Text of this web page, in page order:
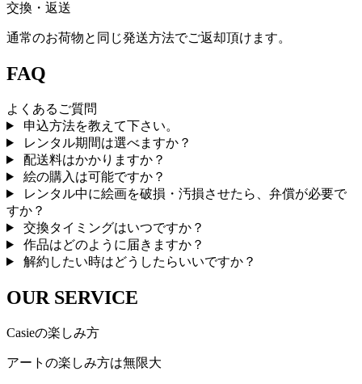
交換・返送
通常のお荷物と同じ発送方法でご返却頂けます。
FAQ
よくあるご質問
申込方法を教えて下さい。
レンタル期間は選べますか？
配送料はかかりますか？
絵の購入は可能ですか？
レンタル中に絵画を破損・汚損させたら、弁償が必要で
すか？
交換タイミングはいつですか？
作品はどのように届きますか？
解約したい時はどうしたらいいですか？
OUR SERVICE
Casieの楽しみ方
アートの楽しみ方は無限大